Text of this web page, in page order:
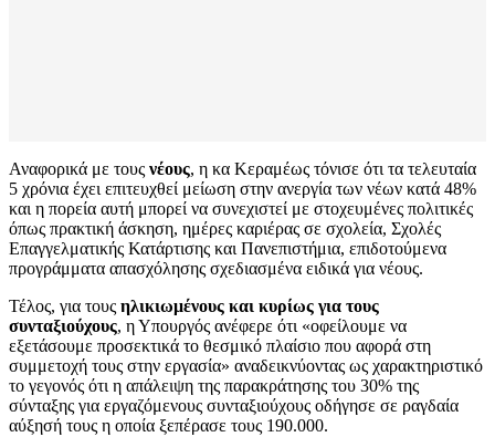
Αναφορικά με τους νέους, η κα Κεραμέως τόνισε ότι τα τελευταία
5 χρόνια έχει επιτευχθεί μείωση στην ανεργία των νέων κατά 48%
και η πορεία αυτή μπορεί να συνεχιστεί με στοχευμένες πολιτικές
όπως πρακτική άσκηση, ημέρες καριέρας σε σχολεία, Σχολές
Επαγγελματικής Κατάρτισης και Πανεπιστήμια, επιδοτούμενα
προγράμματα απασχόλησης σχεδιασμένα ειδικά για νέους.
Τέλος, για τους ηλικιωμένους και κυρίως για τους
συνταξιούχους, η Υπουργός ανέφερε ότι «οφείλουμε να
εξετάσουμε προσεκτικά το θεσμικό πλαίσιο που αφορά στη
συμμετοχή τους στην εργασία» αναδεικνύοντας ως χαρακτηριστικό
το γεγονός ότι η απάλειψη της παρακράτησης του 30% της
σύνταξης για εργαζόμενους συνταξιούχους οδήγησε σε ραγδαία
αύξησή τους η οποία ξεπέρασε τους 190.000.